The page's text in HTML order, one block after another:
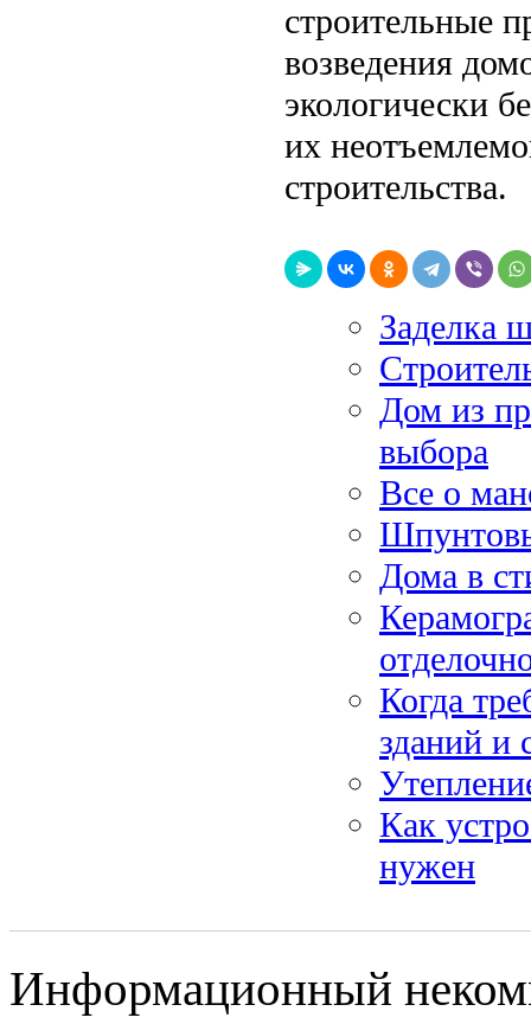
строительные
возведения
экологически
их
строительства.
Заделка
Дом из
выбора
Все о
Дома в
Когда
зданий и
Как
нужен
Информационный